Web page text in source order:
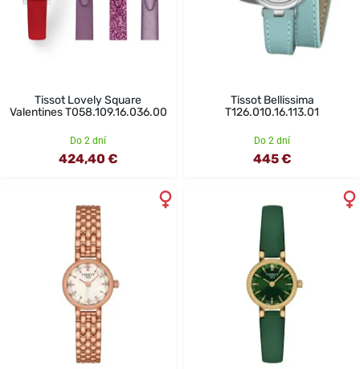
Tissot Lovely Square
Valentines T058.109.16.036.00
Do 2 dní
424,40 €
Tissot Bellissima
T126.010.16.113.01
Do 2 dní
445 €